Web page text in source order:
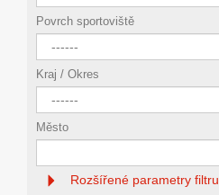
Povrch sportoviště
Kraj / Okres
Město
Rozšířené parametry filtru